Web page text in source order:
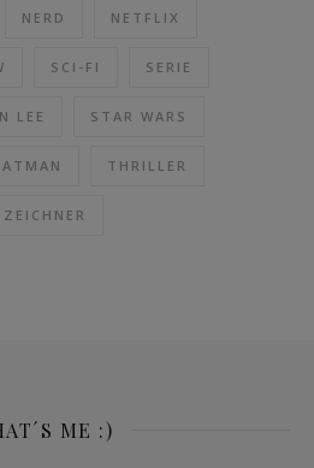
NERD NETFLIX
SCI-FI SERIE
LEE STAR WARS
THRILLER
ZEICHNER
ME :)